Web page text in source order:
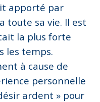
apporté par
toute sa vie. Il est
la plus forte
les temps.
à cause de
personnelle
ardent » pour